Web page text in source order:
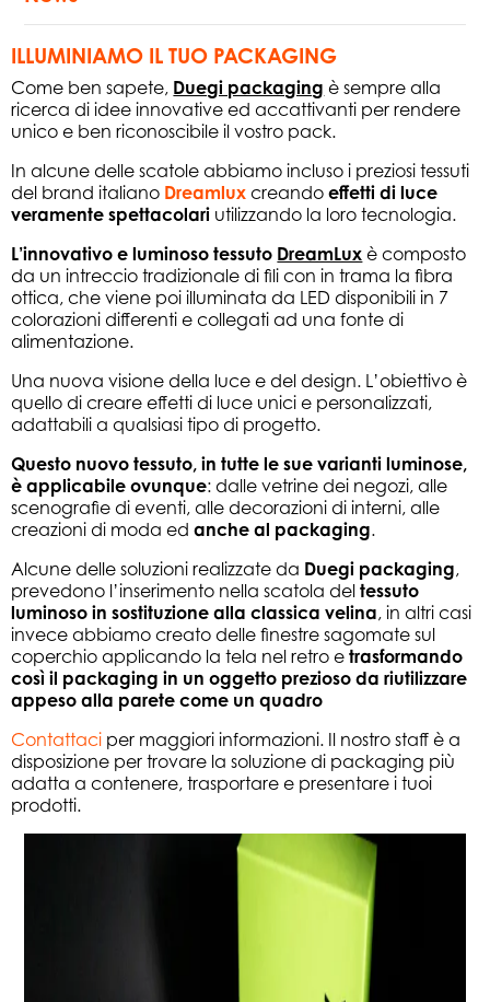
ILLUMINIAMO IL TUO PACKAGING
Come ben sapete, Duegi packaging è sempre alla
ricerca di idee innovative ed accattivanti per rendere
unico e ben riconoscibile il vostro pack.
In alcune delle scatole abbiamo incluso i preziosi tessuti
del brand italiano Dreamlux creandoeffetti di luce
veramente spettacolari utilizzando la loro tecnologia.
L’innovativo e luminoso tessuto DreamLux è composto
da un intreccio tradizionale di fili con in trama la fibra
ottica, che viene poi illuminata da LED disponibili in 7
colorazioni differenti e collegati ad una fonte di
alimentazione.
Una nuova visione della luce e del design. L’obiettivo è
quello di creare effetti di luce unici e personalizzati,
adattabili a qualsiasi tipo di progetto.
Questo nuovo tessuto, in tutte le sue varianti luminose,
è applicabile ovunque: dalle vetrine dei negozi, alle
scenografie di eventi, alle decorazioni di interni, alle
creazioni di moda edanche al packaging.
Alcune delle soluzioni realizzate da Duegi packaging,
prevedono l’inserimento nella scatola deltessuto
luminoso in sostituzione alla classica velina, in altri casi
invece abbiamo creato delle finestre sagomate sul
coperchio applicando la tela nel retro etrasformando
così il packaging in un oggetto prezioso da riutilizzare
appeso alla parete come un quadro
Contattaci per maggiori informazioni. Il nostro staff è a
disposizione per trovare la soluzione di packaging più
adatta a contenere, trasportare e presentare i tuoi
prodotti.